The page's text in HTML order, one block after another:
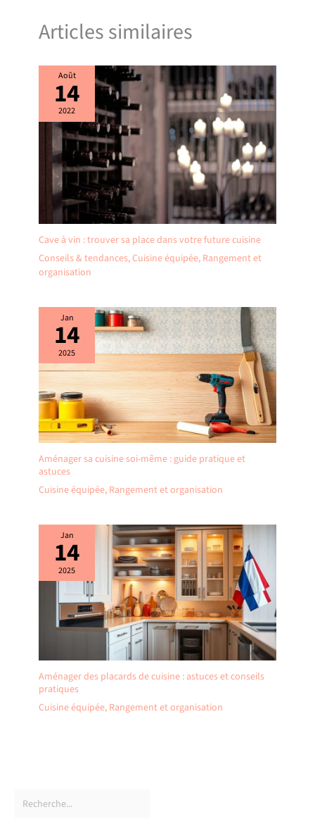
Articles similaires
Août
14
2022
Cave à vin : trouver sa place dans votre future cuisine
Conseils & tendances,Cuisine équipée, Rangement et
organisation
Jan
14
2025
Aménager sa cuisine soi-même : guide pratique et
astuces
Cuisine équipée, Rangement et organisation
Jan
14
2025
Aménager des placards de cuisine : astuces et conseils
pratiques
Cuisine équipée, Rangement et organisation